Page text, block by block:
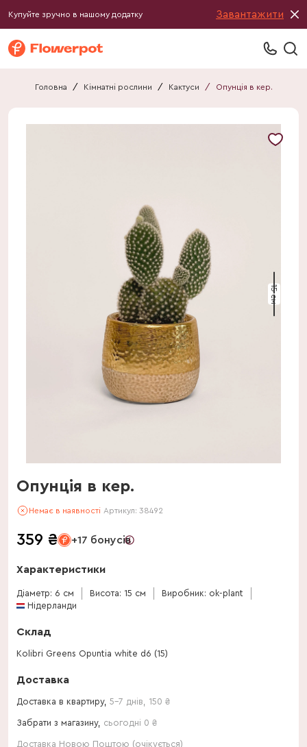
Купуйте зручно в нашому додатку Завантажити
Головна / Кімнатні рослини / Кактуси / Опунція в кер.
15 см
Опунція в кер.
Немає в наявності Артикул: 38492
359 ₴ +17 бонусів
Характеристики
Діаметр: 6 см Висота: 15 см
Виробник: ok-plant
Нідерланди
Склад
Kolibri Greens Opuntia white d6 (15)
Доставка
Доставка в квартиру, 5-7 днів 150 ₴
Забрати з магазину, сьогодні 0 ₴
Доставка Новою Поштою (очікується)